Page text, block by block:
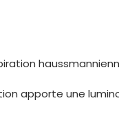
apporte une